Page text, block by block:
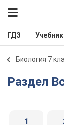
ГДЗ
Биология 7
Раздел
1